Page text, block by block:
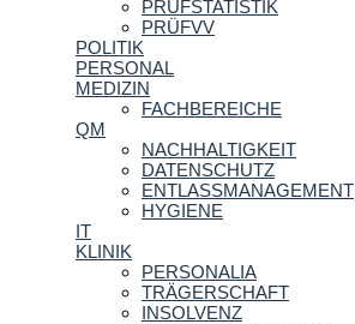
PRÜFSTATISTIK
PRÜFVV
POLITIK
PERSONAL
MEDIZIN
FACHBEREICHE
QM
NACHHALTIGKEIT
DATENSCHUTZ
ENTLASSMANAGEMENT
HYGIENE
IT
KLINIK
PERSONALIA
TRÄGERSCHAFT
INSOLVENZ